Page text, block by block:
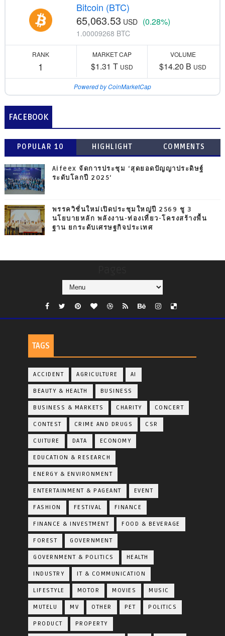
Bitcoin (BTC)
65,063.53 USD (0.28%)
1.00009268 BTC
RANK
1
MARKET CAP
$1.31 T USD
VOLUME
$14.20 B USD
Powered by CoinMarketCap
FACEBOOK
POPULAR 10 HIGHLIGHT COMMENTS
Aifeex จัดการประชุม ‘สุดยอดปัญญาประดิษฐ์
ระดับโลกปี 2025‘
พรรควิชั่นใหม่เปิดประชุมใหญ่ปี 2569 ชู 3
นโยบายหลัก พลังงาน-ท่องเที่ยว-โครงสร้างพื้น
ฐาน ยกระดับเศรษฐกิจประเทศ
TAGS
ACCIDENT AGRICULTURE AI
BEAUTY & HEALTH BUSINESS
BUSINESS & MARKETS CHARITY CONCERT
CONTEST CRIME AND DRUGS CSR
CUITURE DATA ECONOMY
EDUCATION & RESEARCH
ENERGY & ENVIRONMENT
ENTERTAINMENT & PAGEANT EVENT
FASHION FESTIVAL FINANCE
FINANCE & INVESTMENT FOOD & BEVERAGE
FOREST GOVERNMENT
GOVERNMENT & POLITICS HEALTH
INDUSTRY IT & COMMUNICATION
LIFESTYLE MOTOR MOVIES MUSIC
MUTELU MV OTHER PET POLITICS
PRODUCT PROPERTY